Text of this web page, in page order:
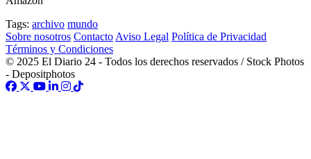
Tags: archivo mundo
Sobre nosotros Contacto Aviso Legal Política de Privacidad
Términos y Condiciones
© 2025 El Diario 24 - Todos los derechos reservados / Stock Photos
- Depositphotos